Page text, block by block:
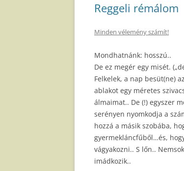
Reggeli rémálom
Minden vélemény számít!
Mondhatnánk: hosszú..
De ez megér egy misét.
Felkelek, a nap besüt(ne)
ablakot egy méretes
álmaimat.. De (!) egyszer
serényen nyomkodja a
hozzá a másik szobába,
gyermekláncfűből…és,
vágyakozni.. S lőn..
imádkozik..